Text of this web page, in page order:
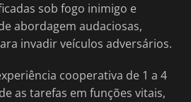
sob fogo inimigo e
abordagem audaciosas,
invadir veículos adversários.
cooperativa de 1 a 4
as tarefas em funções vitais,